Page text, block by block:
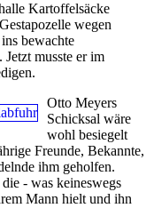
Kartoffelsäcke
wegen
bewachte
musste er im
Otto Meyers
Schicksal wäre
wohl besiegelt
Freunde, Bekannte,
ihm geholfen.
- was keineswegs
Mann hielt und ihn